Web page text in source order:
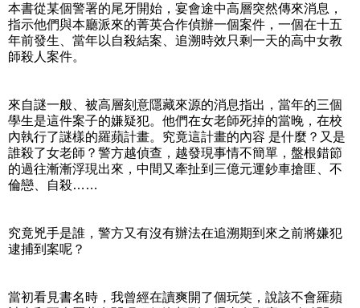
本書從某個警署的尾牙開始，宴會途中高層突然傳來消息，
指示他們與本廳派來的菁英合作偵辦一個案件，一個在十五
年前發生、當年以自殺結案、追溯時效只剩一天的高中女教
師殺人案件。
來自謎一般、被高層刻意隱藏來源的消息指出，當年的三個
學生是這件案子的嫌疑犯。他們在女老師死掉的當晚，在校
內執行了謎樣的羅蘋計畫。究竟這計畫的內容 是什麼？又是
誰殺了女老師？警方越偵查，越發現事情不簡單，盤根錯節
的過往漸漸浮現出來，中間又牽扯到三億元運鈔車搶匪、不
倫戀、自殺……
究竟兇手是誰，警方又有沒有辦法在追溯期到來之前將嫌犯
逮捕到案呢？
當初看見書名時，我曾經在讀爽開了個玩笑，說該不會羅蘋